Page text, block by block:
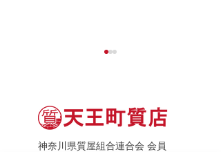
神奈川県質屋組合連合会 会員